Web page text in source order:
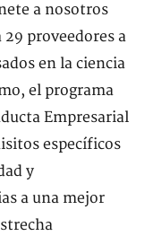
a nosotros
proveedores a
en la ciencia
el programa
Empresarial
específicos
y
a una mejor